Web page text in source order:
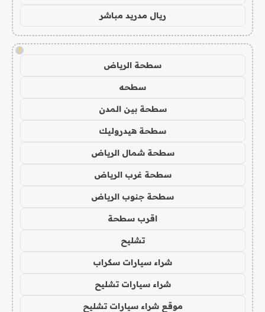
ريال مدريد مباشر
!
سطحة الرياض
سطحه
سطحة بين المدن
سطحة هيدروليك
سطحة شمال الرياض
سطحة غرب الرياض
سطحة جنوب الرياض
اقرب سطحة
تشليح
شراء سيارات سكراب
شراء سيارات تشليح
موقع شراء سيارات تشليح